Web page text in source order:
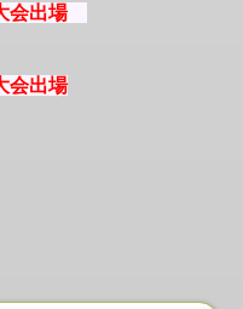
会出場
会出場